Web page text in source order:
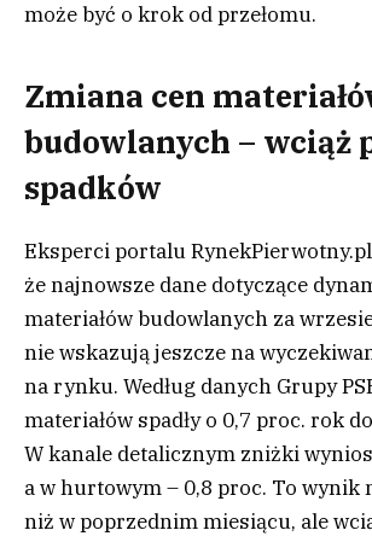
może być o krok od przełomu.
Zmiana cen
budowlanych – wciąż
spadków
Eksperci portalu
że najnowsze dane dotyczące
materiałów budowlanych za
nie wskazują jeszcze na
na rynku. Według danych Grupy
materiałów spadły o 0,7 proc. rok
W kanale detalicznym zniżki
a w hurtowym – 0,8 proc. To wynik
niż w poprzednim miesiącu, ale